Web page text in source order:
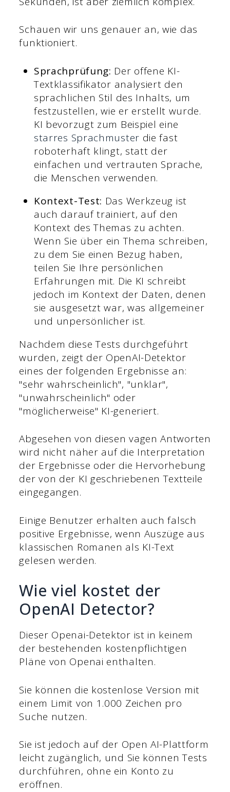
Schauen wir uns genauer an, wie das
funktioniert.
Sprachprüfung: Der offene KI-
Textklassifikator analysiert den
sprachlichen Stil des Inhalts, um
festzustellen, wie er erstellt wurde.
KI bevorzugt zum Beispiel eine
starres Sprachmuster die fast
roboterhaft klingt, statt der
einfachen und vertrauten Sprache,
die Menschen verwenden.
Kontext-Test: Das Werkzeug ist
auch darauf trainiert, auf den
Kontext des Themas zu achten.
Wenn Sie über ein Thema schreiben,
zu dem Sie einen Bezug haben,
teilen Sie Ihre persönlichen
Erfahrungen mit. Die KI schreibt
jedoch im Kontext der Daten, denen
sie ausgesetzt war, was allgemeiner
und unpersönlicher ist.
Nachdem diese Tests durchgeführt
wurden, zeigt der OpenAI-Detektor
eines der folgenden Ergebnisse an:
"sehr wahrscheinlich", "unklar",
"unwahrscheinlich" oder
"möglicherweise" KI-generiert.
Abgesehen von diesen vagen Antworten
wird nicht näher auf die Interpretation
der Ergebnisse oder die Hervorhebung
der von der KI geschriebenen Textteile
eingegangen.
Einige Benutzer erhalten auch falsch
positive Ergebnisse, wenn Auszüge aus
klassischen Romanen als KI-Text
gelesen werden.
Wie viel kostet der
OpenAI Detector?
Dieser Openai-Detektor ist in keinem
der bestehenden kostenpflichtigen
Pläne von Openai enthalten.
Sie können die kostenlose Version mit
einem Limit von 1.000 Zeichen pro
Suche nutzen.
Sie ist jedoch auf der Open AI-Plattform
leicht zugänglich, und Sie können Tests
durchführen, ohne ein Konto zu
eröffnen.